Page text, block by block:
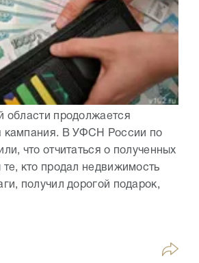
области продолжается
кампания. В УФСН России по
что отчитаться о полученных
кто продал недвижимость
получил дорогой подарок,